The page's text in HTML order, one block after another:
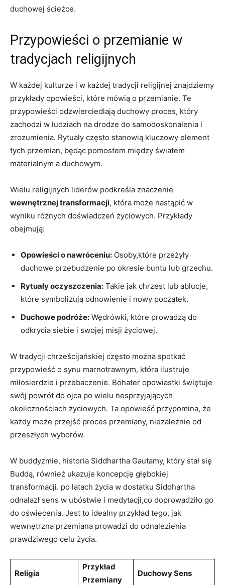
duchowej ścieżce.
Przypowieści o przemianie w
tradycjach religijnych
W każdej kulturze i w każdej tradycji religijnej znajdziemy
przykłady opowieści, które mówią o przemianie. Te
przypowieści odzwierciedlają duchowy proces, który
zachodzi w ludziach na drodze do samodoskonalenia i
zrozumienia. Rytuały często stanowią kluczowy element
tych przemian, będąc pomostem między światem
materialnym a duchowym.
Wielu religijnych liderów podkreśla znaczenie
wewnętrznej transformacji, która może nastąpić w
wyniku różnych doświadczeń życiowych. Przykłady
obejmują:
Opowieści o nawróceniu: Osoby,które przeżyły
duchowe przebudzenie po okresie buntu lub grzechu.
Rytuały oczyszczenia: Takie jak chrzest lub ablucje,
które symbolizują odnowienie i nowy początek.
Duchowe podróże: Wędrówki, które prowadzą do
odkrycia siebie i swojej misji życiowej.
W tradycji chrześcijańskiej często można spotkać
przypowieść o synu marnotrawnym, która ilustruje
miłosierdzie i przebaczenie. Bohater opowiastki świętuje
swój powrót do ojca po wielu nesprzyjających
okolicznościach życiowych. Ta opowieść przypomina, że
każdy może przejść proces przemiany, niezależnie od
przeszłych wyborów.
W buddyzmie, historia Siddhartha Gautamy, który stał się
Buddą, również ukazuje koncepcję głębokiej
transformacji. po latach życia w dostatku Siddhartha
odnalazł sens w ubóstwie i medytacji,co doprowadziło go
do oświecenia. Jest to idealny przykład tego, jak
wewnętrzna przemiana prowadzi do odnalezienia
prawdziwego celu życia.
Religia
Przykład
Przemiany
Duchowy Sens